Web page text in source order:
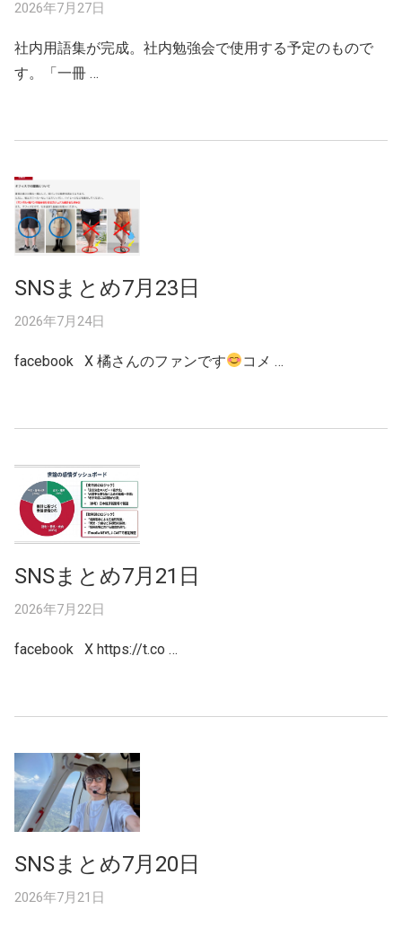
2026年7月27日
社内用語集が完成。社内勉強会で使用する予定のもので
す。「一冊 …
SNSまとめ7月23日
2026年7月24日
facebook X 橘さんのファンです コメ …
SNSまとめ7月21日
2026年7月22日
facebook X https://t.co …
SNSまとめ7月20日
2026年7月21日